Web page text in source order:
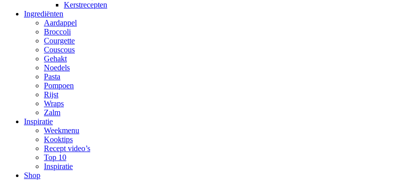
Kerstrecepten
Ingrediënten
Aardappel
Broccoli
Courgette
Couscous
Gehakt
Noedels
Pasta
Pompoen
Rijst
Wraps
Zalm
Inspiratie
Weekmenu
Kooktips
Recept video’s
Top 10
Inspiratie
Shop